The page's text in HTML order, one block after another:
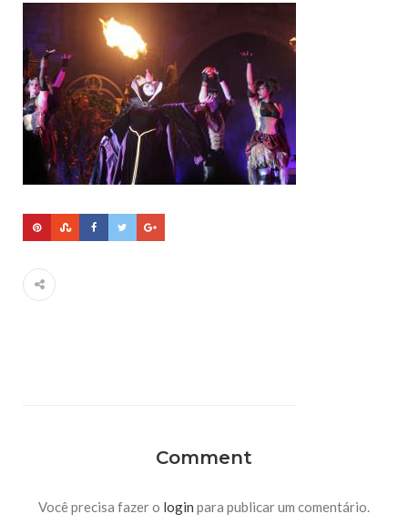
Comment
Você precisa fazer o login para publicar um comentário.